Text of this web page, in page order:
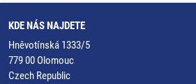
KDE NÁS NAJDETE
Hněvotínská 1333/5
779 00 Olomouc
Czech Republic